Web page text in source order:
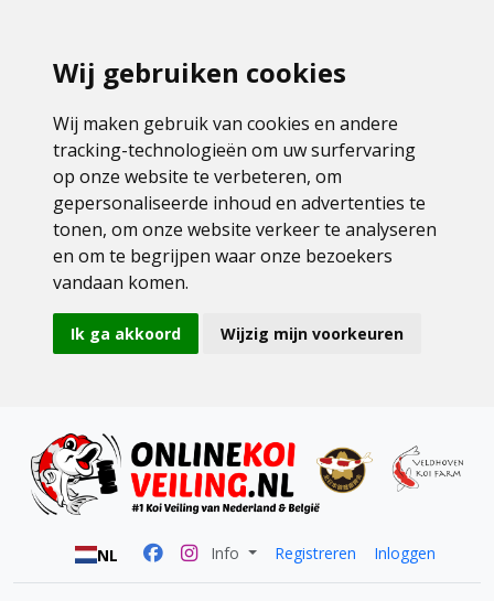
Wij gebruiken cookies
Wij maken gebruik van cookies en andere
tracking-technologieën om uw surfervaring
op onze website te verbeteren, om
gepersonaliseerde inhoud en advertenties te
tonen, om onze website verkeer te analyseren
en om te begrijpen waar onze bezoekers
vandaan komen.
Ik ga akkoord Wijzig mijn voorkeuren
NL Info Registreren Inloggen